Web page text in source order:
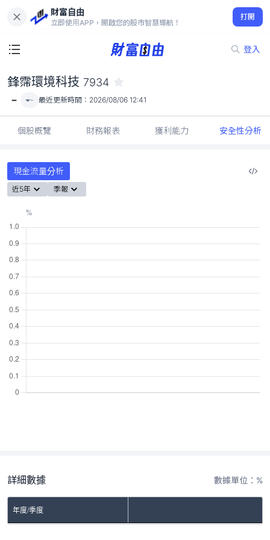
財富自由
立即使用APP，開啟您的股市智慧導航！
打開
登入
-
鋒霈環境科技 7934
- - 最近更新時間： 2026/08/06 12:41
個股概覽 財務報表 獲利能力 安全性分析
現金流量分析
近5年 季報
詳細數據 數據單位：%
年度/季度